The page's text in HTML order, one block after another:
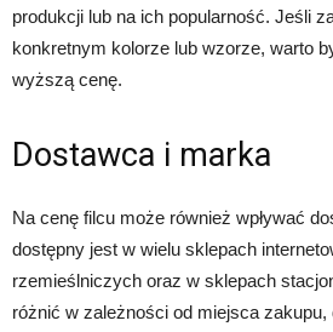
produkcji lub na ich popularność. Jeśli
konkretnym kolorze lub wzorze, warto
wyższą cenę.
Dostawca i marka
Na cenę filcu może również wpływać
dostępny jest w wielu sklepach
rzemieślniczych oraz w sklepach
różnić w zależności od miejsca zakupu,